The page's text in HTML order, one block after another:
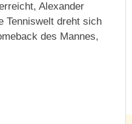
Alexander
Tenniswelt dreht sich
des Mannes,